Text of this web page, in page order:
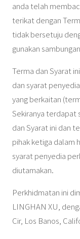
anda telah
terikat dengan
tidak bersetuju
gunakan
Terma dan Syarat
dan syarat
yang berkaitan
Sekiranya terdapat
dan Syarat ini dan
pihak ketiga dalam
syarat penyedia
diutamakan.
Perkhidmatan ini
LINGHAN XU,
Cir, Los Banos,